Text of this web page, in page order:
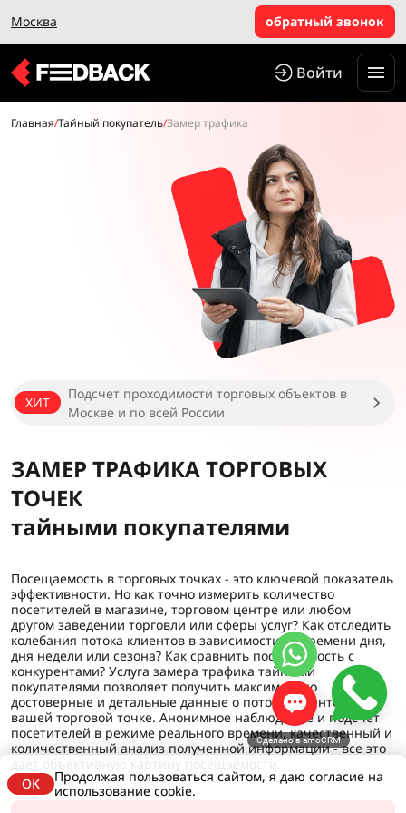
Москва обратный звонок
Войти
Главная/Тайный покупатель/Замер трафика
ХИТ
Подсчет проходимости торговых объектов в
Москве и по всей России
ЗАМЕР ТРАФИКА ТОРГОВЫХ
ТОЧЕК
тайными покупателями
Посещаемость в торговых точках - это ключевой показатель
эффективности. Но как точно измерить количество
посетителей в магазине, торговом центре или любом
другом заведении торговли или сферы услуг? Как отследить
колебания потока клиентов в зависимости от времени дня,
дня недели или сезона? Как сравнить посещаемость с
конкурентами? Услуга замера трафика тайными
покупателями позволяет получить максимально
достоверные и детальные данные о потоке клиентов в
вашей торговой точке. Анонимное наблюдение и подсчет
посетителей в режиме реального времени, качественный и
количественный анализ полученной информации - все это
OK
Продолжая пользоваться сайтом, я даю согласие на
использование cookie.
Сделано в amoCRM